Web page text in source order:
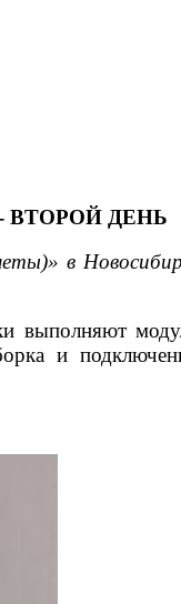
ВТОРОЙ ДЕНЬ
в
выполняют
и